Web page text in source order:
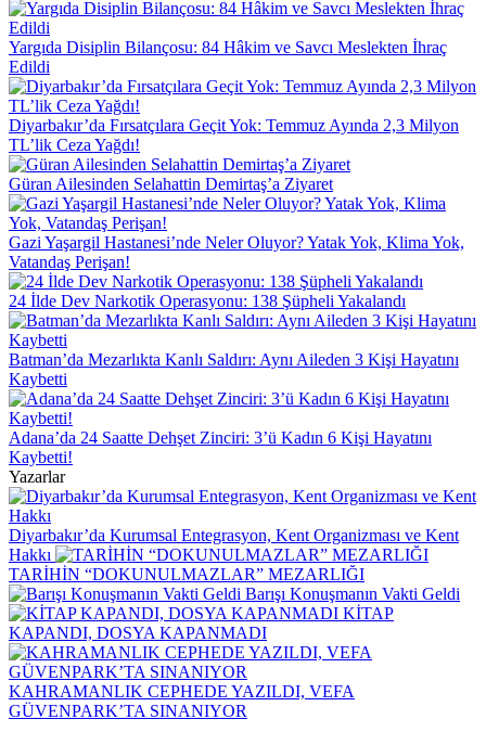
Yargıda Disiplin Bilançosu: 84 Hâkim ve Savcı Meslekten İhraç
Edildi
Diyarbakır’da Fırsatçılara Geçit Yok: Temmuz Ayında 2,3 Milyon
TL’lik Ceza Yağdı!
Güran Ailesinden Selahattin Demirtaş’a Ziyaret
Gazi Yaşargil Hastanesi’nde Neler Oluyor? Yatak Yok, Klima Yok,
Vatandaş Perişan!
24 İlde Dev Narkotik Operasyonu: 138 Şüpheli Yakalandı
Batman’da Mezarlıkta Kanlı Saldırı: Aynı Aileden 3 Kişi Hayatını
Kaybetti
Adana’da 24 Saatte Dehşet Zinciri: 3’ü Kadın 6 Kişi Hayatını
Kaybetti!
Yazarlar
Diyarbakır’da Kurumsal Entegrasyon, Kent Organizması ve Kent
Hakkı
TARİHİN “DOKUNULMAZLAR” MEZARLIĞI
Barışı Konuşmanın Vakti Geldi
KİTAP
KAPANDI, DOSYA KAPANMADI
KAHRAMANLIK CEPHEDE YAZILDI, VEFA
GÜVENPARK’TA SINANIYOR